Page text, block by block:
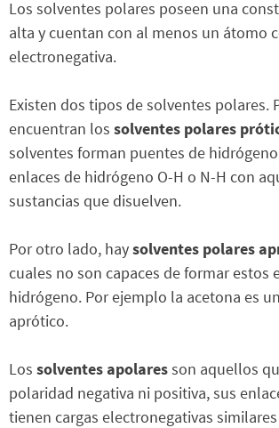
Los solventes polares poseen una
alta y cuentan con al menos un átomo
electronegativa.
Existen dos tipos de solventes polares.
encuentran los solventes polares
solventes forman puentes de
enlaces de hidrógeno O-H o N-H con
sustancias que disuelven.
Por otro lado, haysolventes polares
cuales no son capaces de formar estos
hidrógeno. Por ejemplo la acetona es
aprótico.
Los solventes apolaresson aquellos
polaridad negativa ni positiva, sus
tienen cargas electronegativas